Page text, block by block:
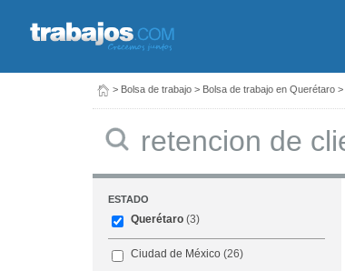
> Bolsa de trabajo > Bolsa de trabajo en Querétaro >
ESTADO
Querétaro (3)
Ciudad de México (26)